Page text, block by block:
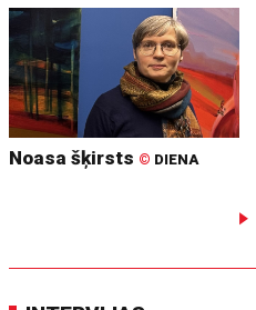
Noasa šķirsts © DIENA